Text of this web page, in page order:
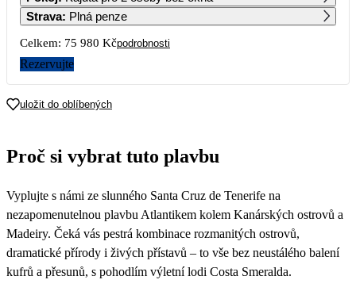
8 9
22
Strava: Plná penze
Celkem: 75 980 Kčpodrobnosti
Rezervujte
uložit do oblíbených
Proč si vybrat tuto plavbu
Vyplujte s námi ze slunného Santa Cruz de Tenerife na
nezapomenutelnou plavbu Atlantikem kolem Kanárských ostrovů a
Madeiry. Čeká vás pestrá kombinace rozmanitých ostrovů,
dramatické přírody i živých přístavů – to vše bez neustálého balení
kufrů a přesunů, s pohodlím výletní lodi Costa Smeralda.